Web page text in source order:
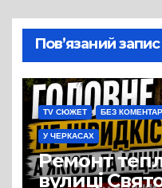
Пов’язаний запис
TV СЮЖЕТ БЕЗ
У ЧЕРКАСАХ
Ремонт
вулиці